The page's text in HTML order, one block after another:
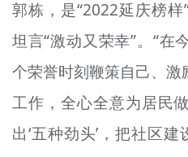
郭栋，是“2022延庆榜
坦言“激动又荣幸”。“在
个荣誉时刻鞭策自己、
工作，全心全意为居民
出‘五种劲头’，把社区